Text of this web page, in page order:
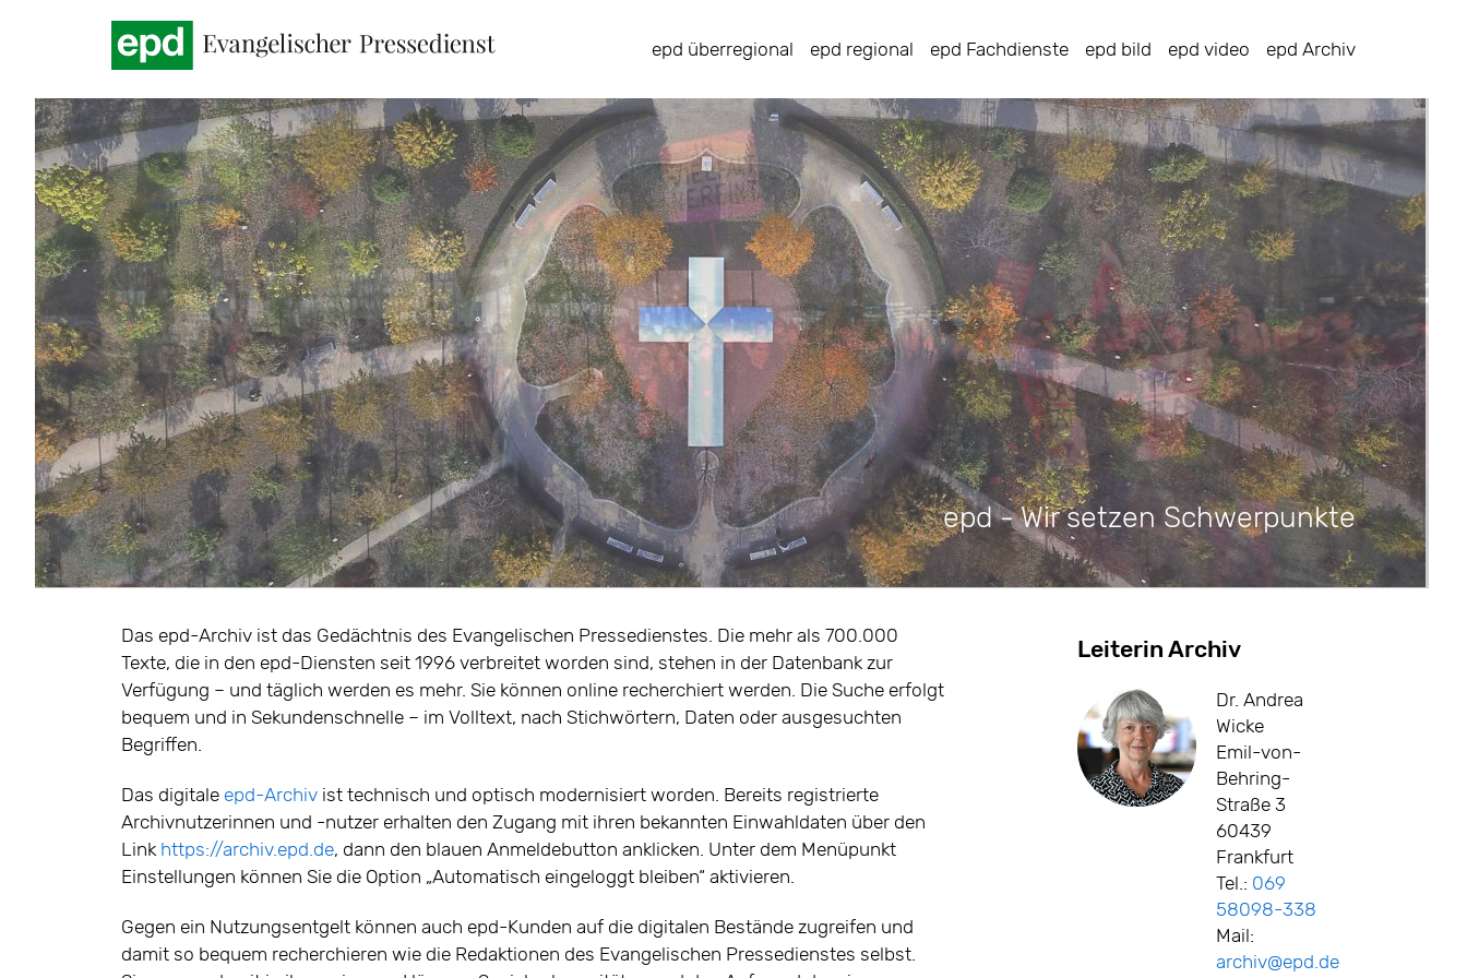
zum
epd überregional epd regional epd Fachdienste epd bild epd video epd Archiv
epd - Wir setzen Schwerpunkte
Das epd-Archiv ist das Gedächtnis des Evangelischen Pressedienstes. Die mehr als 700.000
Texte, die in den epd-Diensten seit 1996 verbreitet worden sind, stehen in der Datenbank zur
Verfügung – und täglich werden es mehr. Sie können online recherchiert werden. Die Suche erfolgt
bequem und in Sekundenschnelle – im Volltext, nach Stichwörtern, Daten oder ausgesuchten
Begriffen.
Das digitale epd-Archiv ist technisch und optisch modernisiert worden. Bereits registrierte
Archivnutzerinnen und -nutzer erhalten den Zugang mit ihren bekannten Einwahldaten über den
Link https://archiv.epd.de, dann den blauen Anmeldebutton anklicken. Unter dem Menüpunkt
Einstellungen können Sie die Option „Automatisch eingeloggt bleiben“ aktivieren.
Gegen ein Nutzungsentgelt können auch epd-Kunden auf die digitalen Bestände zugreifen und
damit so bequem recherchieren wie die Redaktionen des Evangelischen Pressedienstes selbst.
Leiterin Archiv
Dr. Andrea
Wicke
Emil-von-
Behring-
Straße 3
60439
Frankfurt
Tel.: 069
58098-338
Mail:
archiv@epd.de